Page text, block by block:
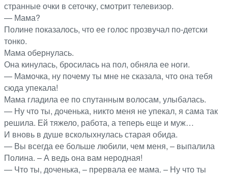
странные очки в сеточку, смотрит телевизор.
— Мама?
Полине показалось, что ее голос прозвучал по-детски
тонко.
Мама обернулась.
Она кинулась, бросилась на пол, обняла ее ноги.
— Мамочка, ну почему ты мне не сказала, что она тебя
сюда упекала!
Мама гладила ее по спутанным волосам, улыбалась.
— Ну что ты, доченька, никто меня не упекал, я сама так
решила. Ей тяжело, работа, а теперь еще и муж…
И вновь в душе всколыхнулась старая обида.
— Вы всегда ее больше любили, чем меня, – выпалила
Полина. – А ведь она вам неродная!
— Что ты, доченька, – прервала ее мама. – Ну что ты